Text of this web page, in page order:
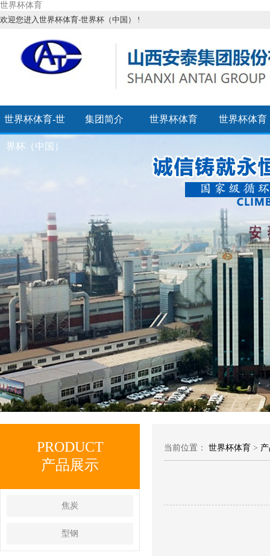
世界杯体育
欢迎您进入世界杯体育-世界杯（中国） !
世界杯体育-世
界杯（中国）
集团简介 世界杯体育 世界杯体育
PRODUCT
产品展示
焦炭
型钢
当前位置： 世界杯体育 >